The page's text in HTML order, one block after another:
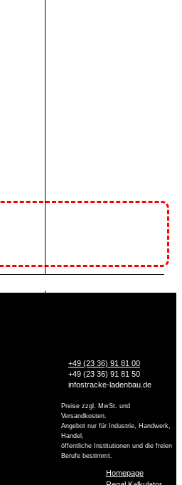
+49 (23 36) 91 81 00
+49 (23 36) 91 81 50
infostracke-ladenbau.de
Preise zzgl. MwSt. und
Versandkosten.
Angebot nur für Industrie, Handwerk,
Handel,
öffentliche Institutionen und die freien
Berufe bestimmt.
Homepage